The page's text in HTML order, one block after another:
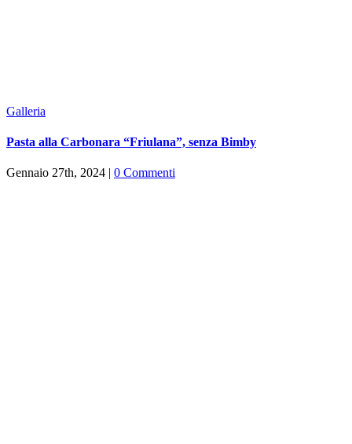
Galleria
Pasta alla Carbonara “Friulana”, senza Bimby
Gennaio 27th, 2024 | 0 Commenti